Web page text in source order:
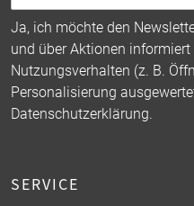
Ja, ich möchte den
und über Aktionen
Nutzungsverhalten (z. B.
Personalisierung
Datenschutzerklärung.
SERVICE